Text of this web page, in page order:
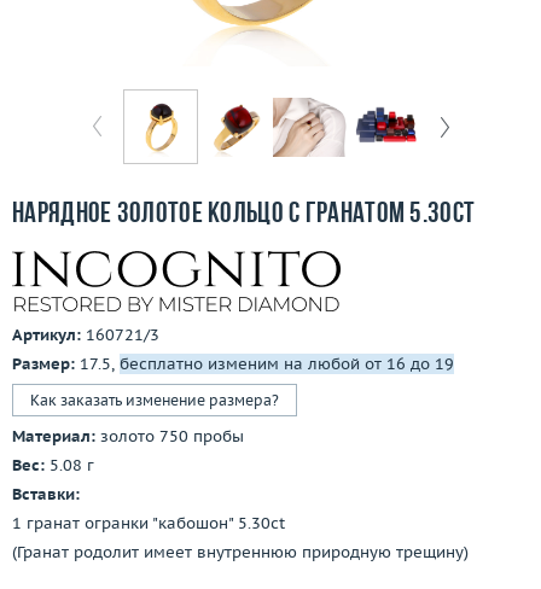
Бесплатная доставка
О компании
3D-тур по шоуруму
Заказать звонок
Нарядное золотое кольцо с гранатом 5.30ct
Артикул: 160721/3
Размер: 17.5, бесплатно изменим на любой от 16 до 19
Как заказать изменение размера?
Материал: золото 750 пробы
Вес: 5.08 г
Вставки:
1 гранат огранки "кабошон" 5.30ct
(Гранат родолит имеет внутреннюю природную трещину)